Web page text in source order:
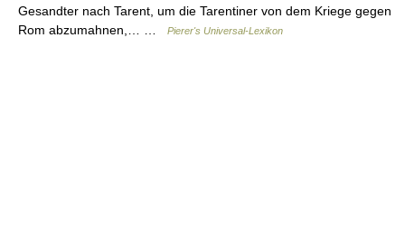
Gesandter nach Tarent, um die Tarentiner von dem Kriege gegen
Rom abzumahnen,… …
Pierer's Universal-Lexikon